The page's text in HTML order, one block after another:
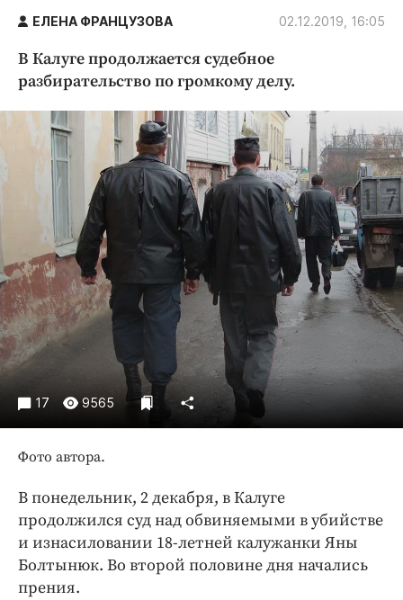
Авто и транспорт
Криминал
Недвижимость и ЖКХ
Образование
Общество
Погода
Праздники
Происшествия
Спорт
Экономика и бизнес
ПРОЕКТЫ
Блоги
Издания
Интересное чтиво
Клиника года
Бренд года
Работодатель года
ЕЛЕНА ФРАНЦУЗОВА 02.12.2019, 16:05
В Калуге продолжается судебное
разбирательство по громкому делу.
17 9565
Фото автора.
В понедельник, 2 декабря, в Калуге
продолжился суд над обвиняемыми в убийстве
и изнасиловании 18-летней калужанки Яны
Болтынюк. Во второй половине дня начались
прения.